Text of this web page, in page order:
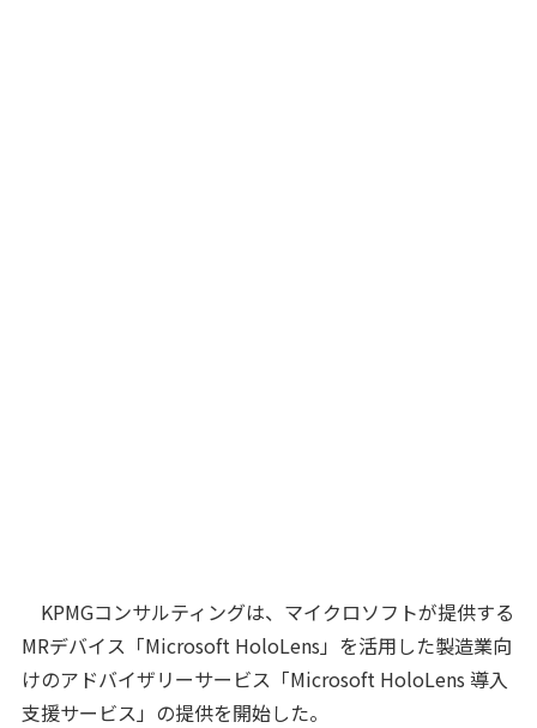
KPMGコンサルティングは、マイクロソフトが提供する
MRデバイス「Microsoft HoloLens」を活用した製造業向
けのアドバイザリーサービス「Microsoft HoloLens 導入
支援サービス」の提供を開始した。